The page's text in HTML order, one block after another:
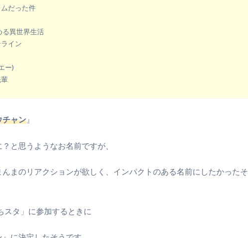
だった件
る異世界生活
イン
ー)
チャン 』
と思うようなお名前ですが、
まのリアクションが欲しく、インパクトのある名前にしたかったそ
スタ」に参加するときに